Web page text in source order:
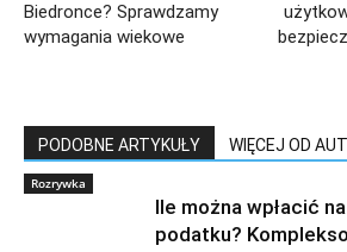
Biedronce? Sprawdzamy
wymagania wiekowe
PODOBNE ARTYKUŁY WIĘCEJ OD
Rozrywka
Ile można wpłacić
podatku?